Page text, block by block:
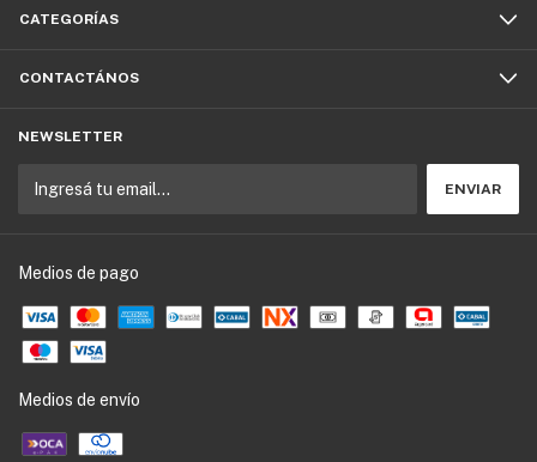
CATEGORÍAS
CONTACTÁNOS
NEWSLETTER
Medios de pago
Medios de envío